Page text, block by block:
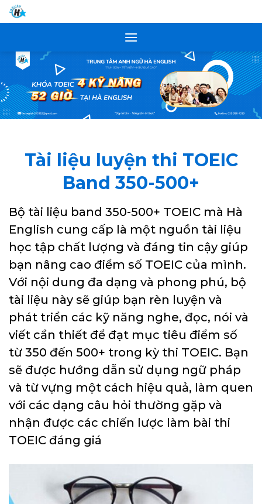
Skip
to
Tài liệu luyện thi TOEIC
Band 350-500+
Bộ tài liệu band 350-500+ TOEIC mà Hà
English cung cấp là một nguồn tài liệu
học tập chất lượng và đáng tin cậy giúp
bạn nâng cao điểm số TOEIC của mình.
Với nội dung đa dạng và phong phú, bộ
tài liệu này sẽ giúp bạn rèn luyện và
phát triển các kỹ năng nghe, đọc, nói và
viết cần thiết để đạt mục tiêu điểm số
từ 350 đến 500+ trong kỳ thi TOEIC. Bạn
sẽ được hướng dẫn sử dụng ngữ pháp
và từ vựng một cách hiệu quả, làm quen
với các dạng câu hỏi thường gặp và
nhận được các chiến lược làm bài thi
TOEIC đáng giá